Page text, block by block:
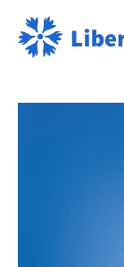
Liberalerna
på